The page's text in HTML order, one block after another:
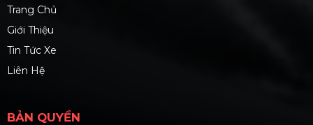
Trang Chủ
Giới Thiệu
Tin Tức Xe
Liên Hệ
BẢN QUYỀN